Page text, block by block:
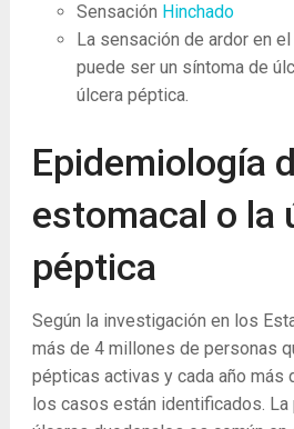
Sensación Hinchado
La ​​sensación de ardor en
puede ser un síntoma de
úlcera péptica.
Epidemiología
estomacal o la
péptica
Según la investigación en los
más de 4 millones de personas
pépticas activas y cada año más
los casos están identificados. La